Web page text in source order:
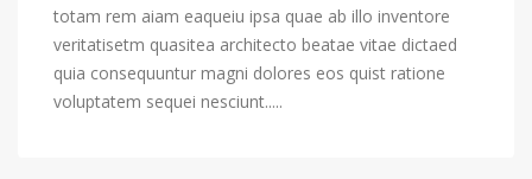
totam rem aiam eaqueiu ipsa quae ab illo inventore
veritatisetm quasitea architecto beatae vitae dictaed
quia consequuntur magni dolores eos quist ratione
voluptatem sequei nesciunt.....